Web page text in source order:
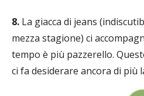
8. La giacca di jeans
mezza stagione) ci
tempo è più pazzerello.
ci fa desiderare ancora di più